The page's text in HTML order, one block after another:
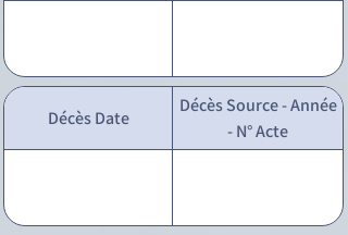
Décès Date
Décès Source - Année
- N° Acte